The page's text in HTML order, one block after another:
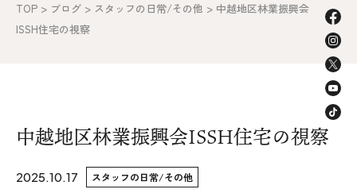
施工の流れ&アフターサポート
不動産情報
TOP > ブログ > スタッフの日常/その他 > 中越地区林業振興会
ISSH住宅の視察
中越地区林業振興会ISSH住宅の視察
2025.10.17 スタッフの日常/その他